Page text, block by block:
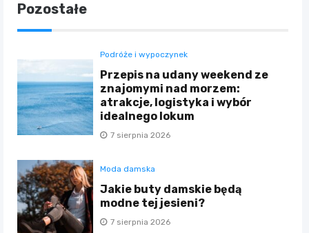
Pozostałe
Podróże i wypoczynek
Przepis na udany weekend ze
znajomymi nad morzem:
atrakcje, logistyka i wybór
idealnego lokum
7 sierpnia 2026
Moda damska
Jakie buty damskie będą
modne tej jesieni?
7 sierpnia 2026